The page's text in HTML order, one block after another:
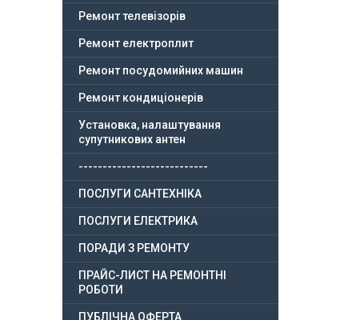
Ремонт телевізорів
Ремонт електроплит
Ремонт посудомийних машин
Ремонт кондиціонерів
Установка, налаштування
супутникових антен
---------------------------
ПОСЛУГИ САНТЕХНІКА
ПОСЛУГИ ЕЛЕКТРИКА
ПОРАДИ З РЕМОНТУ
ПРАЙС-ЛИСТ НА РЕМОНТНІ
РОБОТИ
ПУБЛІЧНА ОФЕРТА